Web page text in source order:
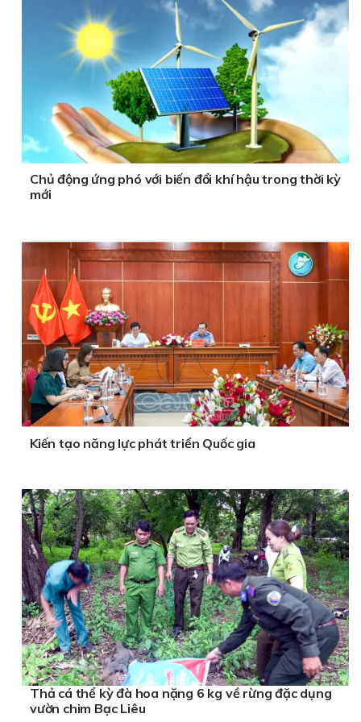
Chủ động ứng phó với biến đổi khí hậu trong thời kỳ
mới
Kiến tạo năng lực phát triển Quốc gia
Thả cá thể kỳ đà hoa nặng 6 kg về rừng đặc dụng
vườn chim Bạc Liêu